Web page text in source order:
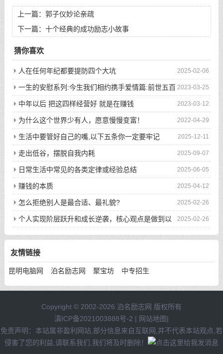
上一篇： 郭子仪妙论亲疏
下一篇： 十个经典的成功励志小故事
猜你喜欢
2025-02-06
人在任何年纪都要提防四个大坑
2023-03-25
一生的安慰系列:今生我们相约携手爱情篇:前世五百
次的回眸才换来今生的相遇
2023-03-12
中年以后 把这四样经营好 就是在赚钱
2022-04-29
为什么这个世界少有人，愿意慢慢变富！
2025-12-11
生活中要管好自己的嘴,以下五条你一定要牢记
2025-09-07
走出低谷，摆脱自我内耗
2025-06-05
日常生活中常见的各类定律或经验总结
2025-04-12
赚钱的本质
2025-02-26
怎么拒绝别人是最合适、最礼貌?
2025-02-26
个人实现阶层跃升和成长逆袭，核心观点是做到以
下八件事
友情链接
昆明电脑网 泊名励志网 聚宝坊 中专招生
Copyright © 2002-2026 泊名励志网 版权所有
滇ICP备2021003888号-2 | 网站地图|
免责声明：本站属非盈利网站,部分信息来自互联网,并不代表本站观点,若
侵害了您的利益,请联系我们,我们将及时删除！